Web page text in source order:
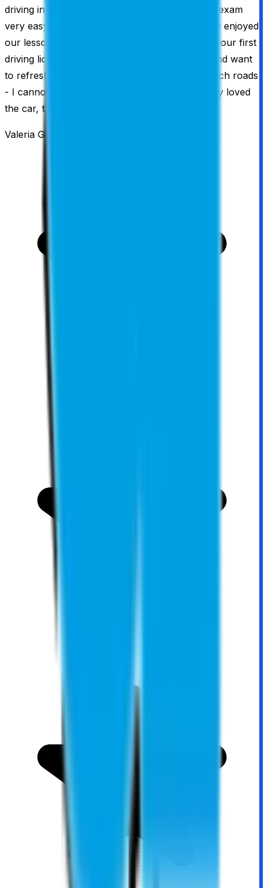
driving instructor who made passing my driving exam
very easy and pleasant from the first try. I really enjoyed
our lessons and learned a lot. If you're getting your first
driving license or if you're experienced driver and want
to refresh your memory or get to know the Dutch roads
- I cannot recommend Camiel more! Also I really loved
the car, that's also was very important for me.
Valeria Gangrskaia